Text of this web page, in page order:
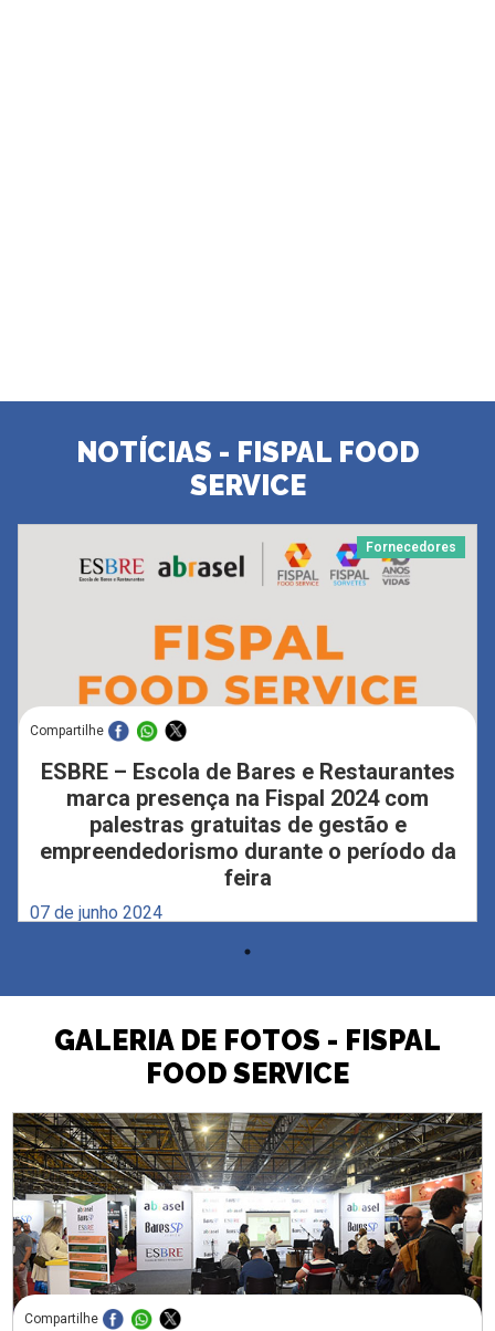
NOTÍCIAS - FISPAL FOOD
SERVICE
Fornecedores
Compartilhe
ESBRE – Escola de Bares e Restaurantes
marca presença na Fispal 2024 com
palestras gratuitas de gestão e
empreendedorismo durante o período da
feira
07 de junho 2024
GALERIA DE FOTOS - FISPAL
FOOD SERVICE
Compartilhe